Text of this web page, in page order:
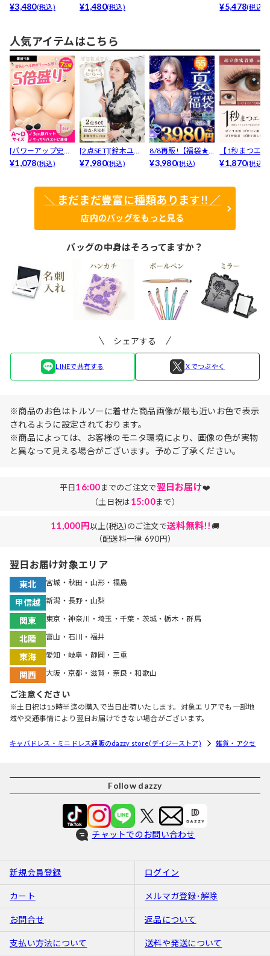
メスパンコールシ...
¥3,480(税込)
ービジューブレス
¥1,480(税込)
ョルバイカラ
¥5,478(税込)
人気アイテムはこちら
[パワーアップ史上
最強5倍盛りアップ
¥1,078(税込)
[2点SET][鈴木ユリ
ア(baby)...
¥7,980(税込)
8/8再販!【福袋★
ブラセット3点
¥3,980(税込)
【1秒まつエ
リュームタイ
¥1,870(税込)
＼ まだまだ豊富に種類あります!! ／
店内のバッグをもっと見る
バッグの中身はそろってますか？
シェアする
LINEで共有する Ｘでつぶやく
※商品のお色はトルソーに着せた商品画像が最も近いお色で表示
されるように設定されております。
※商品によっては、お客様のモニタ環境により、画像の色が実物
と異なって見える場合がございます。予めご了承ください。
平日16:00までのご注文で翌日お届け❤️
（土日祝は15:00まで）
11,000円以上(税込)のご注文で送料無料!!🚚
（配送料一律 690円）
翌日お届け対象エリア
東北 宮城・秋田・山形・福島
甲信越 新潟・長野・山梨
関東 東京・神奈川・埼玉・千葉・茨城・栃木・群馬
北陸 富山・石川・福井
東海 愛知・岐阜・静岡・三重
関西 大阪・京都・滋賀・奈良・和歌山
ご注意ください
※土日祝は15時半迄の購入で当日出荷いたします。対象エリアでも一部地
域や交通事情により翌日お届けできない場合がございます。
キャバドレス・ミニドレス通販のdazzy store(デイジーストア) 雑貨・アクセ
Follow dazzy
チャットでのお問い合わせ
新規会員登録 ログイン
カート メルマガ登録･解除
お問合せ 返品について
支払い方法について 送料や発送について